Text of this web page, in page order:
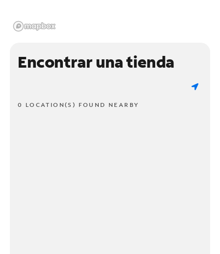
Encontrar una tienda
0 LOCATION(S) FOUND NEARBY